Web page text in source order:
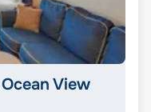
View